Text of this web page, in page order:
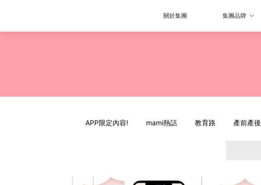
關於集團 集團品牌
APP限定內容! mami熱話 教育路 產前產後